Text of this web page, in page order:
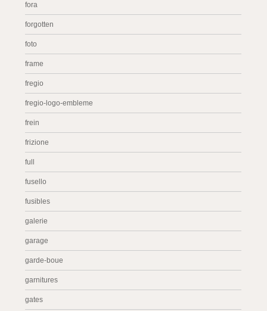
fora
forgotten
foto
frame
fregio
fregio-logo-embleme
frein
frizione
full
fusello
fusibles
galerie
garage
garde-boue
garnitures
gates